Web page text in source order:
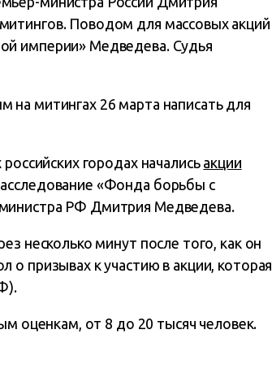
Поводом для массовых акций
империи» Медведева. Судья
митингах 26 марта написать для
городах начались акции
«Фонда борьбы с
РФ Дмитрия Медведева.
несколько минут после того, как он
призывах к участию в акции, которая
оценкам, от 8 до 20 тысяч человек.